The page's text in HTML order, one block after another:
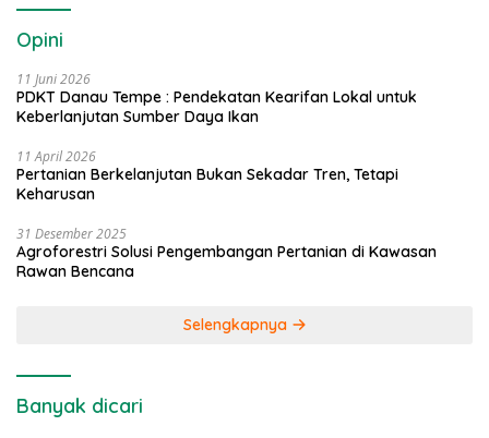
Opini
11 Juni 2026
PDKT Danau Tempe : Pendekatan Kearifan Lokal untuk
Keberlanjutan Sumber Daya Ikan
11 April 2026
Pertanian Berkelanjutan Bukan Sekadar Tren, Tetapi
Keharusan
31 Desember 2025
Agroforestri Solusi Pengembangan Pertanian di Kawasan
Rawan Bencana
Selengkapnya
Banyak dicari